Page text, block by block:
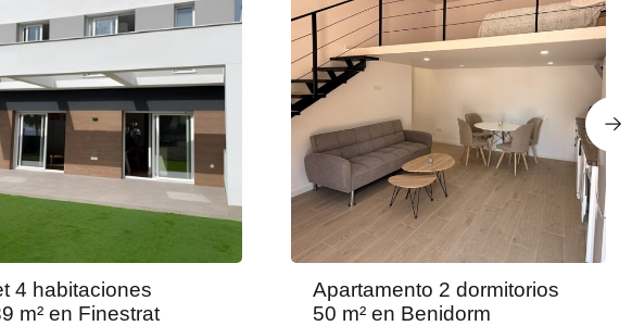
4 habitaciones
m² en Finestrat
Apartamento 2 dormitorios
50 m² en Benidorm
ha realizado